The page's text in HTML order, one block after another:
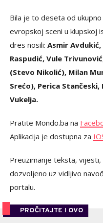
Bila je to deseta od
evropskoj sceni u klupskoj
dres nosili: Asmir Avdukić,
Raspudić, Vule
(Stevo Nikolić), Milan
Srećo), Perica
Vukelja.
Pratite Mondo.ba na
Aplikacija je dostupna za
Preuzimanje teksta,
dozvoljeno uz vidljivo
portalu.
PROČITAJTE I OVO